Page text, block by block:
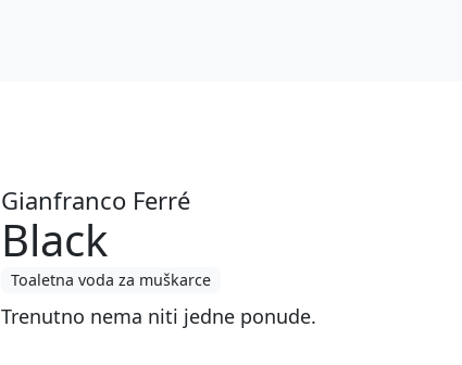
Gianfranco Ferré
Black
Toaletna voda za muškarce
Trenutno nema niti jedne ponude.